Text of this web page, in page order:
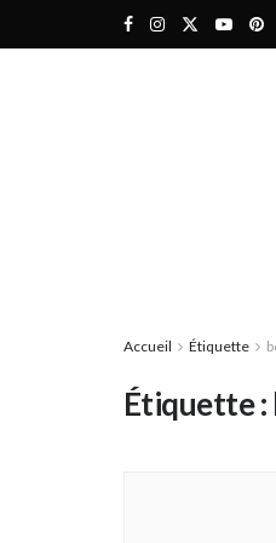
Accueil Étiquette
Étiquette :